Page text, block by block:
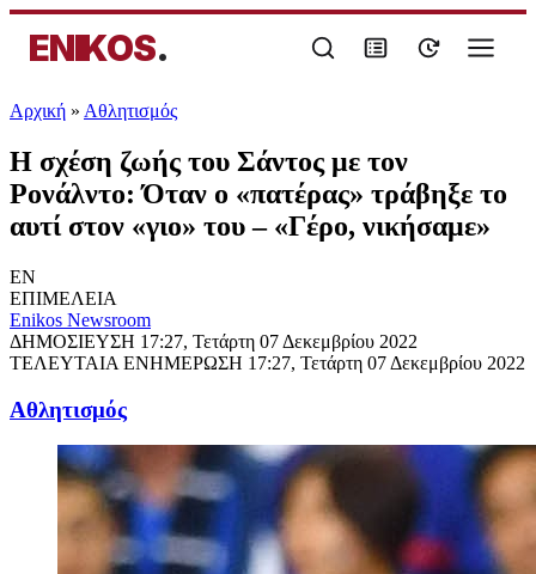
ENIKOS.
Αρχική » Αθλητισμός
Η σχέση ζωής του Σάντος με τον
Ρονάλντο: Όταν ο «πατέρας» τράβηξε το
αυτί στον «γιο» του – «Γέρο, νικήσαμε»
EN
ΕΠΙΜΕΛΕΙΑ
Enikos Newsroom
ΔΗΜΟΣΙΕΥΣΗ 17:27, Τετάρτη 07 Δεκεμβρίου 2022
ΤΕΛΕΥΤΑΙΑ ΕΝΗΜΕΡΩΣΗ 17:27, Τετάρτη 07 Δεκεμβρίου 2022
Αθλητισμός